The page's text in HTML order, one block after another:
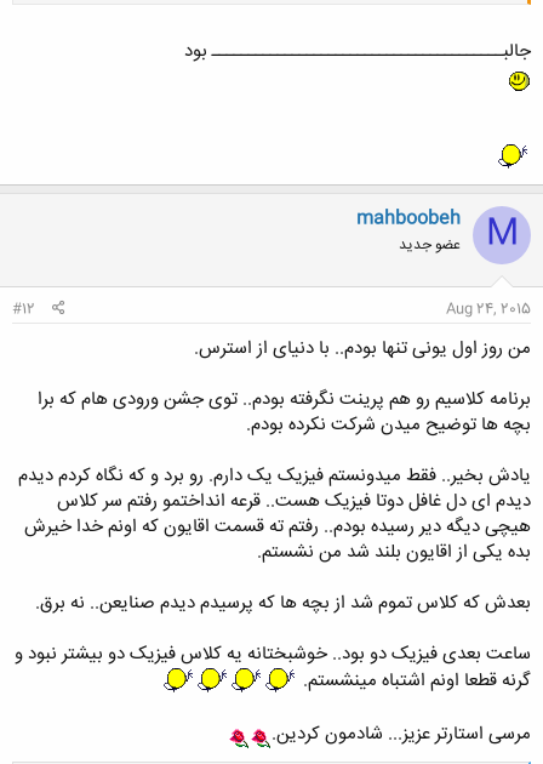
بودن نگاه نکردمو کیف بسیار متشخص مهندسی مو گذاشتم بغل پام کلاسورمو
در آوردمو با کلی اعتماد به نفس شروع کردم نوشتن بعد آخر کلاس دیدم ملت
نصفشون دفتر که سهله خودکارم نیاورده بودن
جالبــــــــــــــــــــــــــــــــــــــــ بود
M
mahboobeh
عضو جدید
Aug 24, 2015
#12
من روز اول یونی تنها بودم.. با دنیای از استرس.
برنامه کلاسیم رو هم پرینت نگرفته بودم.. توی جشن ورودی هام که برا
بچه ها توضیح میدن شرکت نکرده بودم.
یادش بخیر.. فقط میدونستم فیزیک یک دارم. رو برد و که نگاه کردم دیدم
دیدم ای دل غافل دوتا فیزیک هست.. قرعه انداختمو رفتم سر کلاس
هیچی دیگه دیر رسیده بودم.. رفتم ته قسمت اقایون که اونم خدا خیرش
بده یکی از اقایون بلند شد من نشستم.
بعدش که کلاس تموم شد از بچه ها که پرسیدم دیدم صنایعن.. نه برق.
ساعت بعدی فیزیک دو بود.. خوشبختانه یه کلاس فیزیک دو بیشتر نبود و
گرنه قطعا اونم اشتباه مینشستم.
مرسی استارتر عزیز... شادمون کردین.